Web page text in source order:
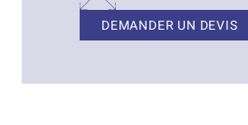
DEMANDER UN DEVIS